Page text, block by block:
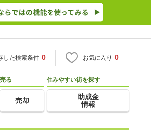
した検索条件 0 お気に入り 0
売る
売却
住みやすい街を探す
助成金
情報